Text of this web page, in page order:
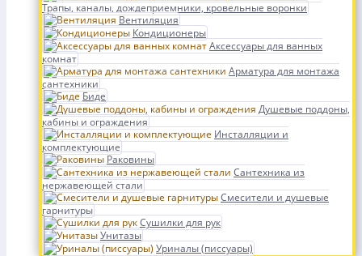
Трапы, каналы, дождеприемники, кровельные воронки
Вентиляция
Кондиционеры
Аксессуары для ванных
комнат
Арматура для монтажа
сантехники
Биде
Душевые поддоны,
кабины и ограждения
Инсталляции и
комплектующие
Раковины
Сантехника из
нержавеющей стали
Смесители и душевые
гарнитуры
Сушилки для рук
Унитазы
Уриналы (писсуары)